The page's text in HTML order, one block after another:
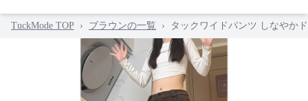
TuckMode TOP › ブラウンの一覧 › タックワイドパンツ しなやか